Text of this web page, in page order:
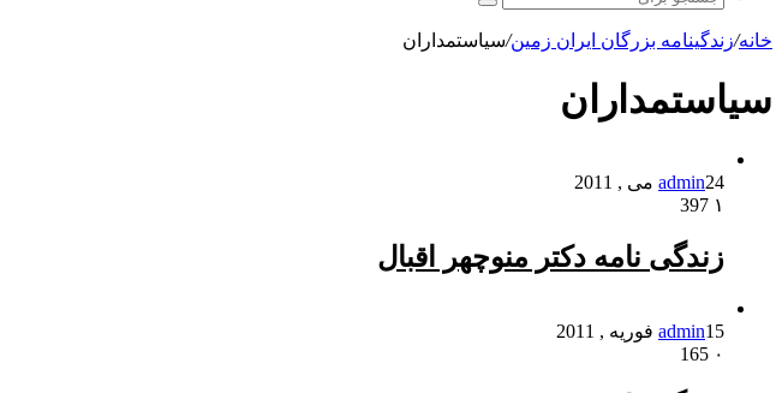
جستجو
برای
خانه/زندگینامه بزرگان ایران زمین/سیاستمداران
سیاستمداران
admin24 می , 2011
۱
زندگی نامه دکتر منوچهر اقبال
admin15 فوریه , 2011
۰